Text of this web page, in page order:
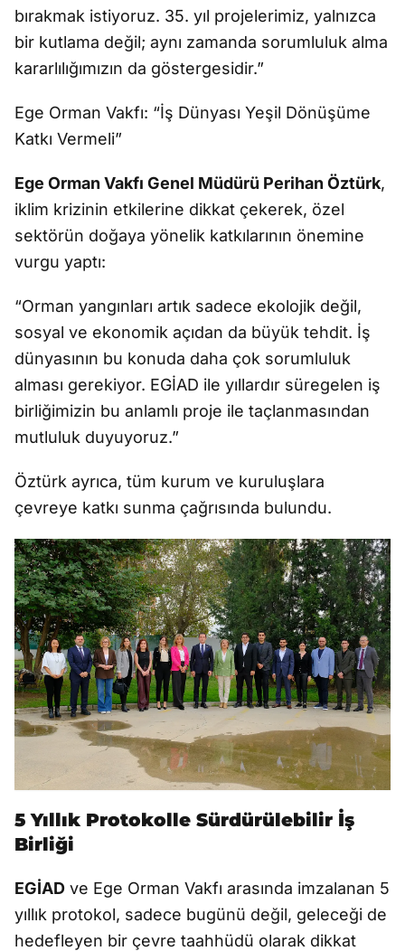
bırakmak istiyoruz. 35. yıl projelerimiz, yalnızca
bir kutlama değil; aynı zamanda sorumluluk alma
kararlılığımızın da göstergesidir.”
Ege Orman Vakfı: “İş Dünyası Yeşil Dönüşüme
Katkı Vermeli”
Ege Orman Vakfı Genel Müdürü Perihan Öztürk,
iklim krizinin etkilerine dikkat çekerek, özel
sektörün doğaya yönelik katkılarının önemine
vurgu yaptı:
“Orman yangınları artık sadece ekolojik değil,
sosyal ve ekonomik açıdan da büyük tehdit. İş
dünyasının bu konuda daha çok sorumluluk
alması gerekiyor. EGİAD ile yıllardır süregelen iş
birliğimizin bu anlamlı proje ile taçlanmasından
mutluluk duyuyoruz.”
Öztürk ayrıca, tüm kurum ve kuruluşlara
çevreye katkı sunma çağrısında bulundu.
5 Yıllık Protokolle Sürdürülebilir İş
Birliği
EGİAD ve Ege Orman Vakfı arasında imzalanan 5
yıllık protokol, sadece bugünü değil, geleceği de
hedefleyen bir çevre taahhüdü olarak dikkat